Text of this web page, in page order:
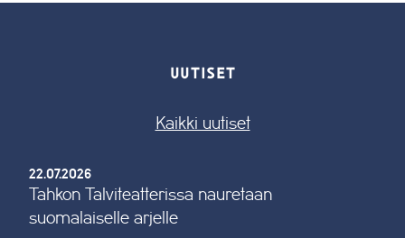
UUTISET
Kaikki uutiset
22.07.2026
Tahkon Talviteatterissa nauretaan
suomalaiselle arjelle